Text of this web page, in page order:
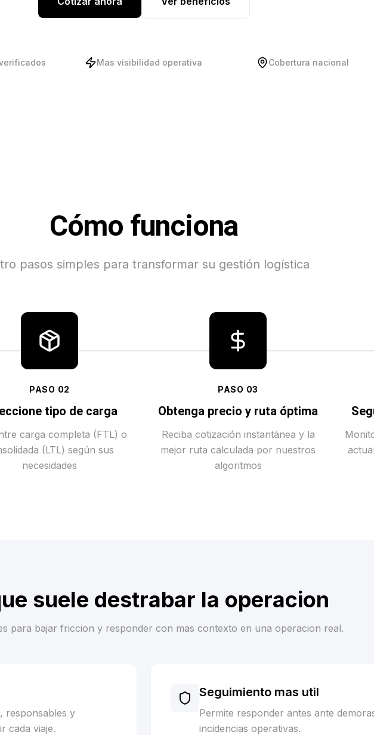
Mas visibilidad operativa Cobertura nacional
Cómo funciona
pasos simples para transformar su gestión logística
PASO 02
tipo de carga
carga completa (FTL) o
(LTL) según sus
necesidades
PASO 03
Obtenga precio y ruta óptima
Reciba cotización instantánea y la
mejor ruta calculada por nuestros
algoritmos
suele destrabar la operacion
para bajar friccion y responder con mas contexto en una operacion real.
responsables y
cada viaje.
Seguimiento mas util
Permite responder antes ante
incidencias operativas.